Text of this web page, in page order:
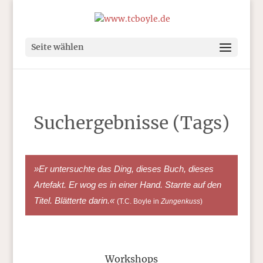
Seite wählen
Suchergebnisse (Tags)
»Er untersuchte das Ding, dieses Buch, dieses
Artefakt. Er wog es in einer Hand. Starrte auf den
Titel. Blätterte darin.« (T.C. Boyle in Zungenkuss)
Workshops